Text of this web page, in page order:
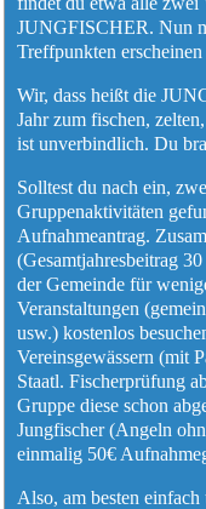
JUNGFISCHER. Nun
Treffpunkten
Wir, dass heißt die
Jahr zum fischen,
ist unverbindlich. Du
Solltest du nach ein,
Gruppenaktivitäten
Aufnahmeantrag.
(Gesamtjahresbeitrag
der Gemeinde für
Veranstaltungen
usw.) kostenlos
Vereinsgewässern (mit
Staatl. Fischerprüfung
Gruppe diese schon
Jungfischer (Angeln
einmalig 50€
Also, am besten